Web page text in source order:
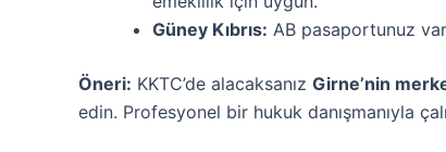
Güney Kıbrıs: AB pasaportunuz
Öneri: KKTC’de alacaksanız Girne’nin
edin. Profesyonel bir hukuk danışmanıyla